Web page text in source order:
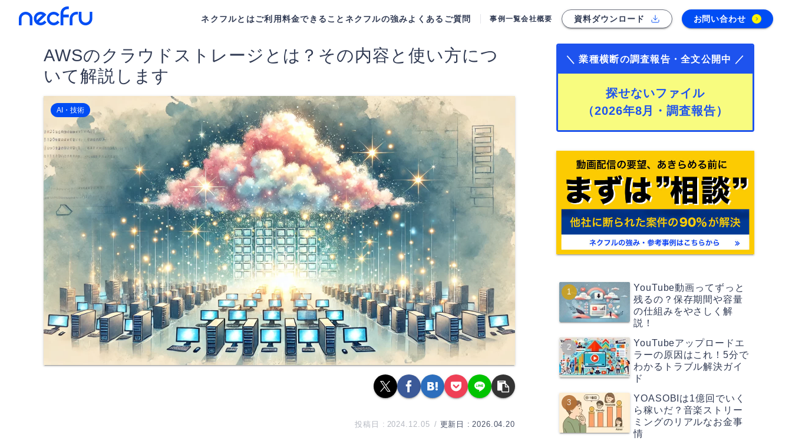
ネクフルとはご利用料金できること ネクフルの強みよくあるご質問 事例一覧会社概要 資料ダウンロード お問い合わせ
AWSのクラウドストレージとは？その内容と使い方につ
いて解説します
AI・技術
2024.12.05 2026.04.20
＼ 業種横断の調査報告・全文公開中 ／
探せないファイル
（2026年8月・調査報告）
YouTube動画ってずっと
残るの？保存期間や容量
の仕組みをやさしく解
説！
YouTubeアップロードエ
ラーの原因はこれ！5分で
わかるトラブル解決ガイ
ド
YOASOBIは1億回でいく
ら稼いだ？音楽ストリー
ミングのリアルなお金事
情